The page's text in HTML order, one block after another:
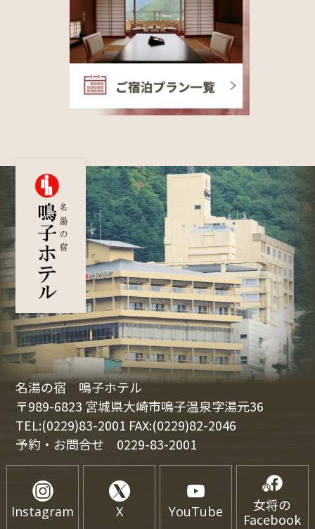
名湯の宿 鳴子ホテル
〒989-6823 宮城県大崎市鳴子温泉字湯元36
TEL:(0229)83-2001 FAX:(0229)82-2046
予約・お問合せ 0229-83-2001
Instagram X YouTube
女将の
Facebook